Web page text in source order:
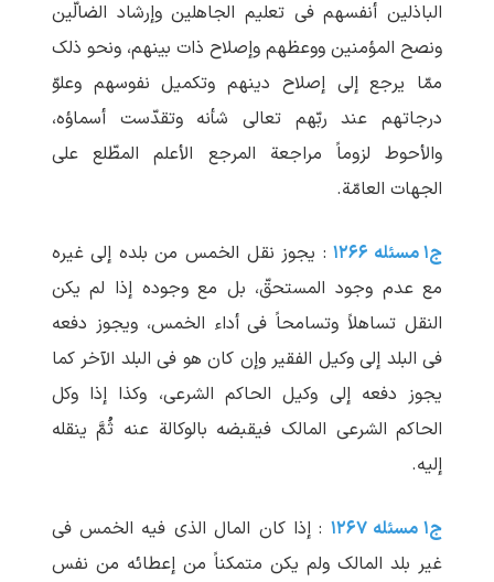
الباذلین أنفسهم فی تعلیم الجاهلین وإرشاد الضالّین
ونصح المؤمنین ووعظهم وإصلاح ذات بینهم، ونحو ذلک
ممّا یرجع إلی إصلاح دینهم وتکمیل نفوسهم وعلوّ
درجاتهم عند ربّهم تعالی شأنه وتقدّست أسماؤه،
والأحوط لزوماً مراجعة المرجع الأعلم المطّلع علی
الجهات العامّة.
ج۱ مسئله ۱۲۶۶
: یجوز نقل الخمس من بلده إلی غیره
مع عدم وجود المستحقّ، بل مع وجوده إذا لم ‏یکن
النقل تساهلاً وتسامحاً فی أداء الخمس، ویجوز دفعه
فی البلد إلی وکیل الفقیر وإن کان هو فی البلد الآخر کما
یجوز دفعه إلی وکیل الحاکم الشرعی، وکذا إذا وکل
الحاکم الشرعی المالک فیقبضه بالوکالة عنه ثُمَّ ینقله
إلیه.
ج۱ مسئله ۱۲۶۷
: إذا کان المال الذی فیه الخمس فی
غیر بلد المالک ولم ‏یکن متمکناً من إعطائه من نفس